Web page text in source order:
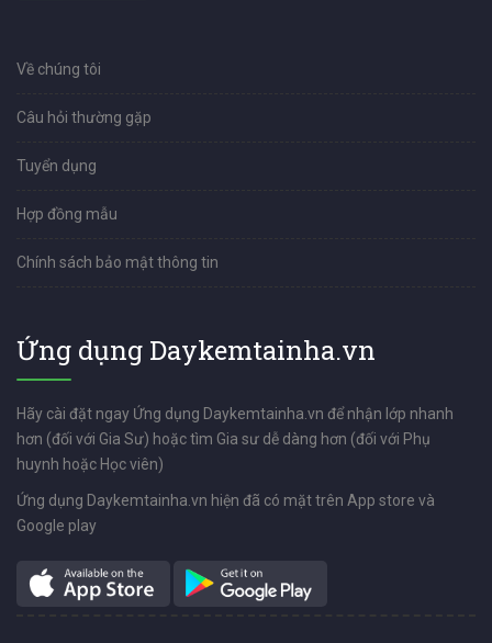
Về chúng tôi
Câu hỏi thường gặp
Tuyển dụng
Hợp đồng mẫu
Chính sách bảo mật thông tin
Ứng dụng Daykemtainha.vn
Hãy cài đặt ngay Ứng dụng Daykemtainha.vn để nhận lớp nhanh
hơn (đối với Gia Sư) hoặc tìm Gia sư dễ dàng hơn (đối với Phụ
huynh hoặc Học viên)
Ứng dụng Daykemtainha.vn hiện đã có mặt trên App store và
Google play